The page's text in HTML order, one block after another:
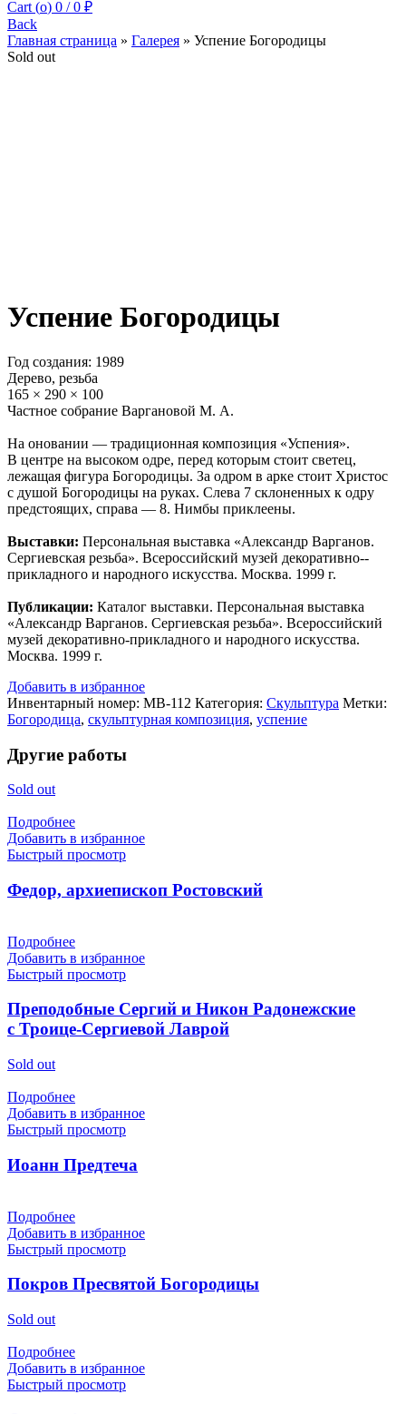
Cart (o) 0 / 0 ₽
Back
Главная страница » Галерея » Успение Богородицы
Sold out
Успение Богородицы
Год создания: 1989
Дерево, резьба
165 × 290 × 100
Частное собрание Варгановой М. А.
На оновании — традиционная композиция «Успения».
В центре на высоком одре, перед которым стоит светец,
лежащая фигура Богородицы. За одром в арке стоит Христос
с душой Богородицы на руках. Слева 7 склоненных к одру
предстоящих, справа — 8. Нимбы приклеены.
Выставки: Персональная выставка «Александр Варганов.
Сергиевская резьба». Всероссийский музей декоративно-­
прикладного и народного искусства. Москва. 1999 г.
Публикации: Каталог выставки. Персональная выставка
«Александр Варганов. Сергиевская резьба». Всероссийский
музей декоративно-­прикладного и народного искусства.
Москва. 1999 г.
Добавить в избранное
Инвентарный номер: МВ-112 Категория: Скульптура Метки:
Богородица, скульптурная композиция, успение
Другие работы
Sold out
Подробнее
Добавить в избранное
Быстрый просмотр
Федор, архиепископ Ростовский
Подробнее
Добавить в избранное
Быстрый просмотр
Преподобные Сергий и Никон Радонежские
с Троице-Сергиевой Лаврой
Sold out
Подробнее
Добавить в избранное
Быстрый просмотр
Иоанн Предтеча
Подробнее
Добавить в избранное
Быстрый просмотр
Покров Пресвятой Богородицы
Sold out
Подробнее
Добавить в избранное
Быстрый просмотр